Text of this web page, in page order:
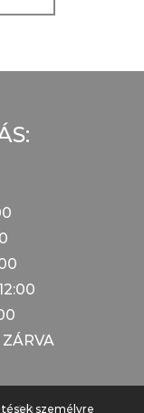
ZÁRVA
személyre